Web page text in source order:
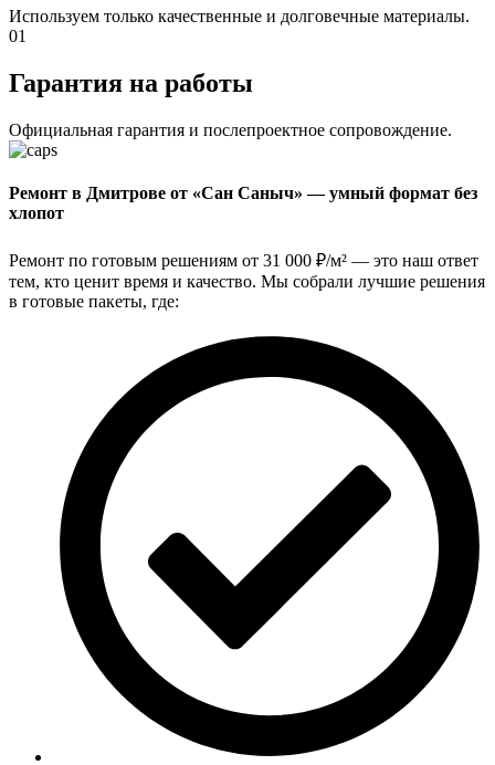
Используем только качественные и долговечные материалы.
01
Гарантия на работы
Официальная гарантия и послепроектное сопровождение.
Ремонт в Дмитрове от «Сан Саныч» — умный формат без
хлопот
Ремонт по готовым решениям от 31 000 ₽/м² — это наш ответ
тем, кто ценит время и качество. Мы собрали лучшие решения
в готовые пакеты, где: